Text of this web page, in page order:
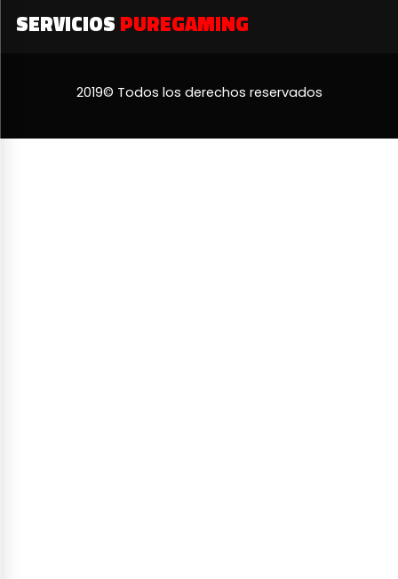
SERVICIOS PUREGAMING
2019© Todos los derechos reservados